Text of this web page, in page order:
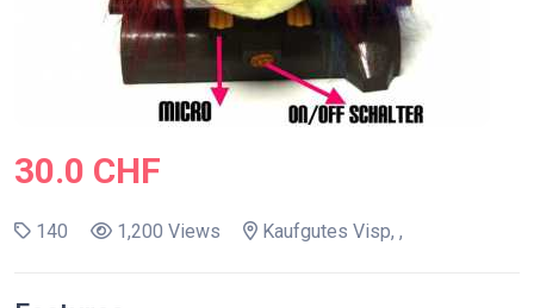
30.0 CHF
140 1,200 Views Kaufgutes Visp, ,